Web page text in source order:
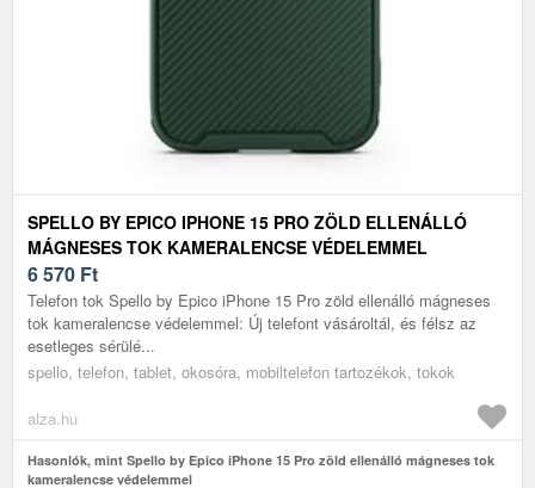
SPELLO BY EPICO IPHONE 15 PRO ZÖLD ELLENÁLLÓ
MÁGNESES TOK KAMERALENCSE VÉDELEMMEL
6 570 Ft
Telefon tok Spello by Epico iPhone 15 Pro zöld ellenálló mágneses
tok kameralencse védelemmel: Új telefont vásároltál, és félsz az
esetleges sérülé...
spello, telefon, tablet, okosóra, mobiltelefon tartozékok, tokok
alza.hu
Hasonlók, mint Spello by Epico iPhone 15 Pro zöld ellenálló mágneses tok
kameralencse védelemmel